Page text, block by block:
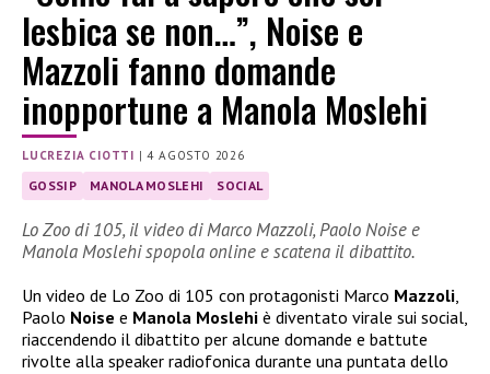
lesbica se non…”, Noise e
Mazzoli fanno domande
inopportune a Manola Moslehi
LUCREZIA CIOTTI |4 AGOSTO 2026
GOSSIP MANOLA MOSLEHI SOCIAL
Lo Zoo di 105, il video di Marco Mazzoli, Paolo Noise e
Manola Moslehi spopola online e scatena il dibattito.
Un video de Lo Zoo di 105 con protagonisti Marco Mazzoli
Paolo Noise e Manola Moslehi è diventato virale sui social,
riaccendendo il dibattito per alcune domande e battute
rivolte alla speaker radiofonica durante una puntata dello